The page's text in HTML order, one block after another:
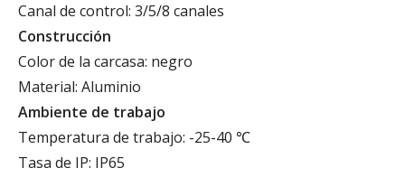
Canal de control: 3/5/8 canales
Construcción
Color de la carcasa: negro
Material: Aluminio
Ambiente de trabajo
Temperatura de trabajo: -25-40 ℃
Tasa de IP: IP65